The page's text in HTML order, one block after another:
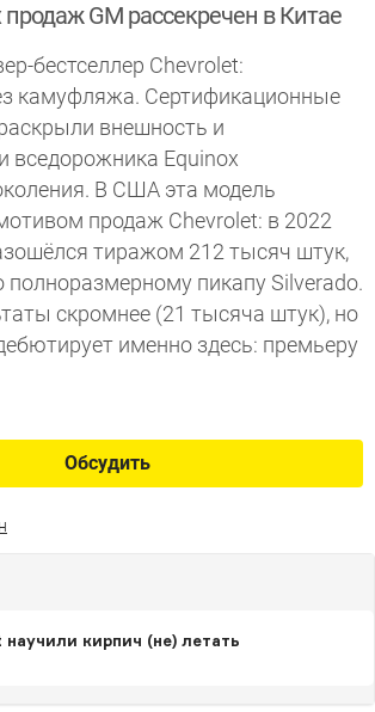
GM рассекречен в Китае
бестселлер Chevrolet:
камуфляжа. Сертификационные
внешность и
вседорожника Equinox
В США эта модель
продаж Chevrolet: в 2022
тиражом 212 тысяч штук,
полноразмерному пикапу Silverado.
скромнее (21 тысяча штук), но
именно здесь: премьеру
Обсудить
кирпич (не) летать